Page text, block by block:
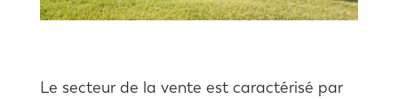
Le secteur de la vente est caractérisé par